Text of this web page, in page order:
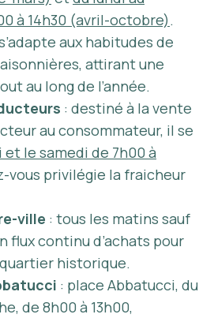
à 14h30 (avril-octobre).
aux habitudes de
attirant une
au long de l’année.
: destiné à la vente
au consommateur, il se
le samedi de 7h00 à
vous privilégie la fraicheur
ville : tous les matins sauf
flux continu d’achats pour
historique.
: place Abbatucci, du
de 8h00 à 13h00,